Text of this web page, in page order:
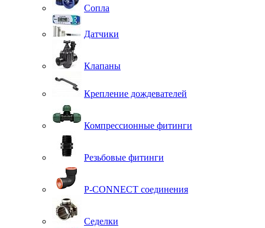
Сопла
Датчики
Клапаны
Крепление дождевателей
Компрессионные фитинги
Резьбовые фитинги
P-CONNECT соединения
Седелки